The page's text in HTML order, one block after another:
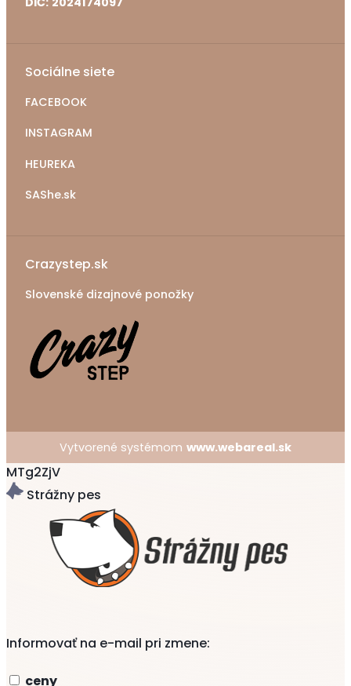
Sociálne siete
FACEBOOK
INSTAGRAM
HEUREKA
SAShe.sk
Crazystep.sk
Slovenské dizajnové ponožky
Vytvorené systémom www.webareal.sk
MTg2ZjV
Strážny pes
Informovať na e-mail pri zmene:
ceny